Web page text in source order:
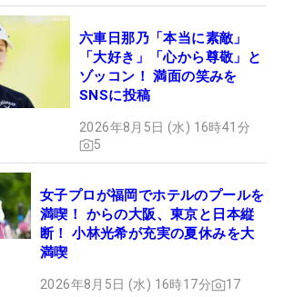
六車日那乃「本当に素敵」
「大好き」「心から尊敬」と
ゾッコン！ 満面の笑みを
SNSに投稿
2026年8月5日 (水) 16時41分
5
女子プロが福岡でホテルのプールを
満喫！ からの大阪、東京と日本縦
断！ 小林光希が充実の夏休みを大
満喫
2026年8月5日 (水) 16時17分 17